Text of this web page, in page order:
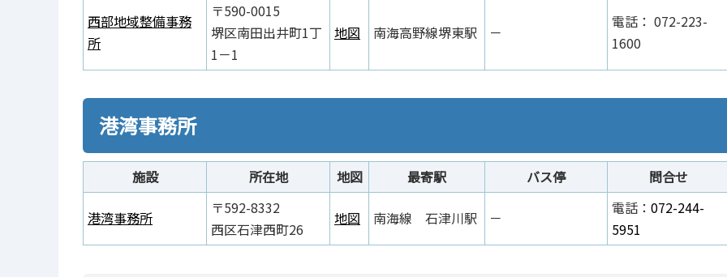
西部地域整備事務
所
〒590-0015
堺区南田出井町1丁
1－1
地図 南海高野線堺東駅 －
電話： 072-223-
1600
港湾事務所
施設 所在地 地図 最寄駅 バス停 問合せ
港湾事務所
〒592-8332
西区石津西町26
地図 南海線 石津川駅 －
電話： 072-244-
5951